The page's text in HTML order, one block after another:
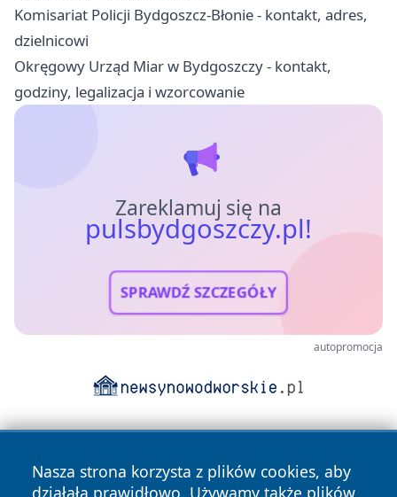
Komisariat Policji Bydgoszcz-Błonie - kontakt, adres,
dzielnicowi
Okręgowy Urząd Miar w Bydgoszczy - kontakt,
godziny, legalizacja i wzorcowanie
Zareklamuj się na
pulsbydgoszczy.pl!
SPRAWDŹ SZCZEGÓŁY
autopromocja
Nasza strona korzysta z plików cookies, aby
działała prawidłowo. Używamy także plików